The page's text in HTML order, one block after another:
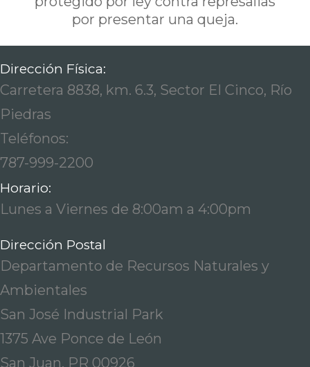
por presentar una queja.
Dirección Física:
Carretera 8838, km. 6.3, Sector El Cinco, Río
Piedras
Teléfonos:
787-999-2200
Horario:
Lunes a Viernes de 8:00am a 4:00pm
Dirección Postal
Departamento de Recursos Naturales y
Ambientales
San José Industrial Park
1375 Ave Ponce de León
San Juan, PR 00926